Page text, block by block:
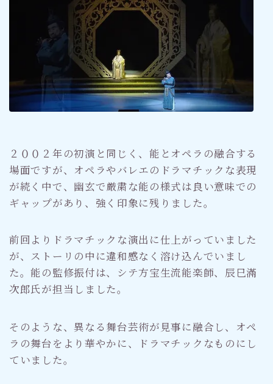
２００２年の初演と同じく、能とオペラの融合する
場面ですが、オペラやバレエのドラマチックな表現
が続く中で、幽玄で厳粛な能の様式は良い意味での
ギャップがあり、強く印象に残りました。
前回よりドラマチックな演出に仕上がっていました
が、ストーリの中に違和感なく溶け込んでいまし
た。能の監修振付は、シテ方宝生流能楽師、辰巳滿
次郎氏が担当しました。
そのような、異なる舞台芸術が見事に融合し、オペ
ラの舞台をより華やかに、ドラマチックなものにし
ていました。